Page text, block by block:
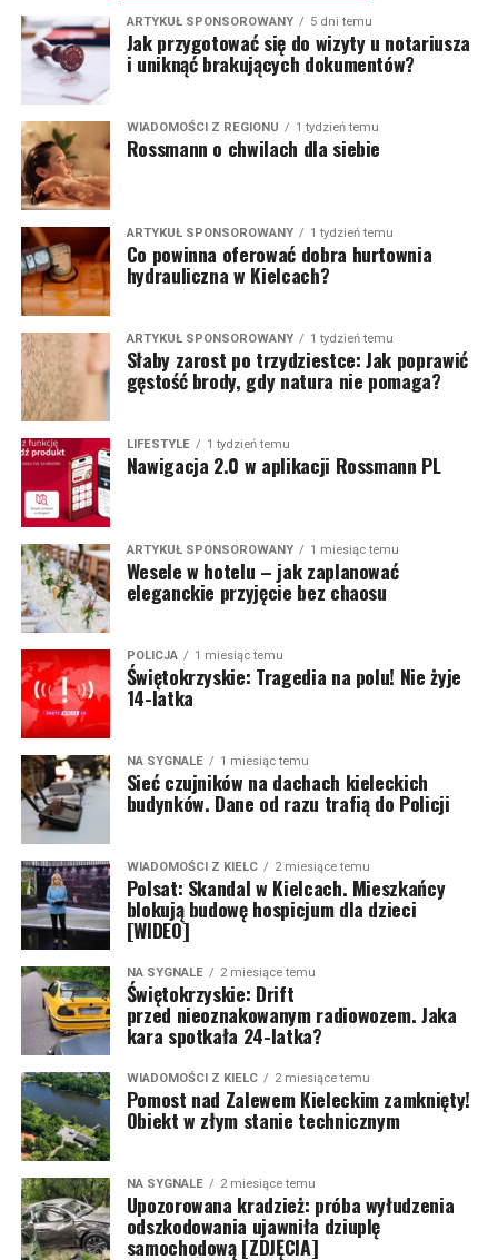
ARTYKUŁ SPONSOROWANY 5 dni temu
Jak przygotować się do wizyty u notariusza
i uniknąć brakujących dokumentów?
WIADOMOŚCI Z REGIONU 1 tydzień temu
Rossmann o chwilach dla siebie
ARTYKUŁ SPONSOROWANY 1 tydzień temu
Co powinna oferować dobra hurtownia
hydrauliczna w Kielcach?
ARTYKUŁ SPONSOROWANY 1 tydzień temu
Słaby zarost po trzydziestce: Jak poprawić
gęstość brody, gdy natura nie pomaga?
LIFESTYLE 1 tydzień temu
Nawigacja 2.0 w aplikacji Rossmann PL
ARTYKUŁ SPONSOROWANY 1 miesiąc temu
Wesele w hotelu – jak zaplanować
eleganckie przyjęcie bez chaosu
POLICJA 1 miesiąc temu
Świętokrzyskie: Tragedia na polu! Nie żyje
14-latka
NA SYGNALE 1 miesiąc temu
Sieć czujników na dachach kieleckich
budynków. Dane od razu trafią do Policji
WIADOMOŚCI Z KIELC 2 miesiące temu
Polsat: Skandal w Kielcach. Mieszkańcy
blokują budowę hospicjum dla dzieci
[WIDEO]
NA SYGNALE 2 miesiące temu
Świętokrzyskie: Drift
przed nieoznakowanym radiowozem. Jaka
kara spotkała 24-latka?
WIADOMOŚCI Z KIELC 2 miesiące temu
Pomost nad Zalewem Kieleckim zamknięty!
Obiekt w złym stanie technicznym
NA SYGNALE 2 miesiące temu
Upozorowana kradzież: próba wyłudzenia
odszkodowania ujawniła dziuplę
samochodową [ZDJĘCIA]